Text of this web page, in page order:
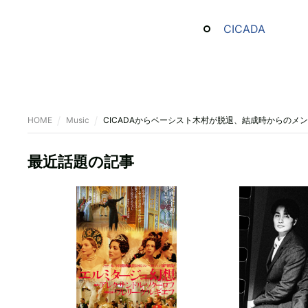
CICADA
HOME Music CICADAからベーシスト木村が脱退、結成時からのメ
最近話題の記事